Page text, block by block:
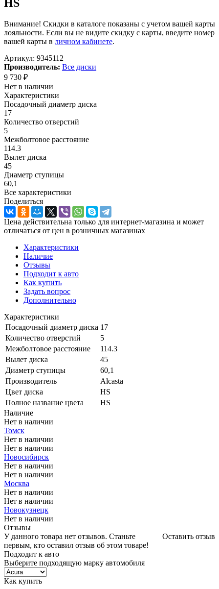
HS
Внимание! Скидки в каталоге показаны с учетом вашей карты
лояльности. Если вы не видите скидку с карты, введите номер
вашей карты в личном кабинете.
Артикул: 9345112
Производитель: Все диски
9 730 ₽
Нет в наличии
Характеристики
Посадочный диаметр диска
17
Количество отверстий
5
Межболтовое расстояние
114.3
Вылет диска
45
Диаметр ступицы
60,1
Все характеристики
Поделиться
Цена действительна только для интернет-магазина и может
отличаться от цен в розничных магазинах
Характеристики
Наличие
Отзывы
Подходит к авто
Как купить
Задать вопрос
Дополнительно
Характеристики
Посадочный диаметр диска 17
Количество отверстий
5
Межболтовое расстояние
114.3
Вылет диска
45
Диаметр ступицы
60,1
Производитель
Alcasta
Цвет диска
HS
Полное название цвета
HS
Наличие
Нет в наличии
Томск
Нет в наличии
Нет в наличии
Новосибирск
Нет в наличии
Нет в наличии
Москва
Нет в наличии
Нет в наличии
Новокузнецк
Нет в наличии
Отзывы
Оставить отзыв
У данного товара нет отзывов. Станьте
первым, кто оставил отзыв об этом товаре!
Подходит к авто
Выберите подходящую марку автомобиля
Как купить